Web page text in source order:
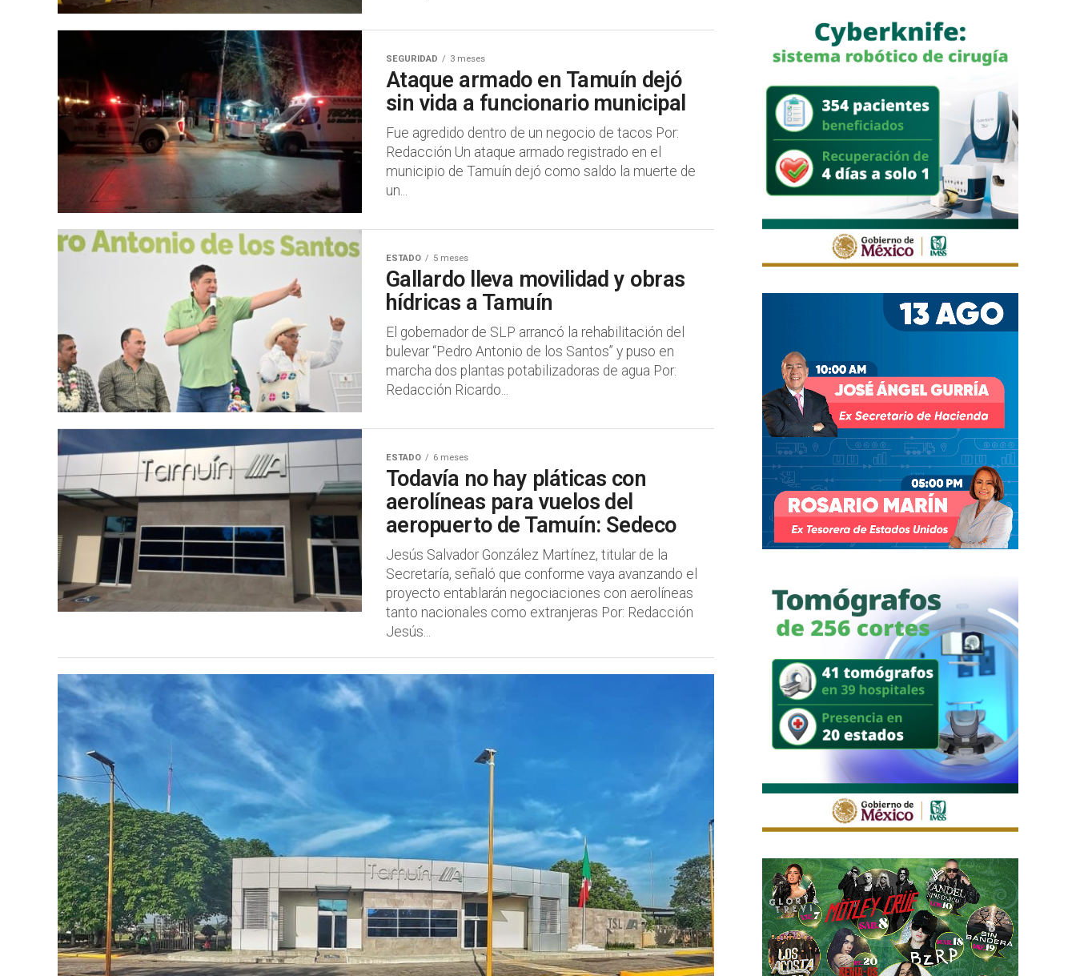
SEGURIDAD 3 meses
Ataque armado en Tamuín dejó
sin vida a funcionario municipal
Fue agredido dentro de un negocio de tacos Por:
Redacción Un ataque armado registrado en el
municipio de Tamuín dejó como saldo la muerte de
un...
ESTADO 5 meses
Gallardo lleva movilidad y obras
hídricas a Tamuín
El gobernador de SLP arrancó la rehabilitación del
bulevar “Pedro Antonio de los Santos” y puso en
marcha dos plantas potabilizadoras de agua Por:
Redacción Ricardo...
ESTADO 6 meses
Todavía no hay pláticas con
aerolíneas para vuelos del
aeropuerto de Tamuín: Sedeco
Jesús Salvador González Martínez, titular de la
Secretaría, señaló que conforme vaya avanzando el
proyecto entablarán negociaciones con aerolíneas
tanto nacionales como extranjeras Por: Redacción
Jesús...